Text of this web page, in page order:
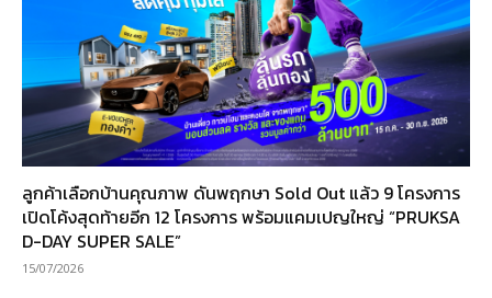
ลูกค้าเลือกบ้านคุณภาพ ดันพฤกษา Sold Out แล้ว 9 โครงการ
เปิดโค้งสุดท้ายอีก 12 โครงการ พร้อมแคมเปญใหญ่ “PRUKSA
D-DAY SUPER SALE”
15/07/2026